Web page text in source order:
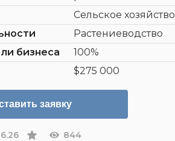
Сельское хозяйство
Растениеводство
бизнеса
100%
$275 000
заявку
844